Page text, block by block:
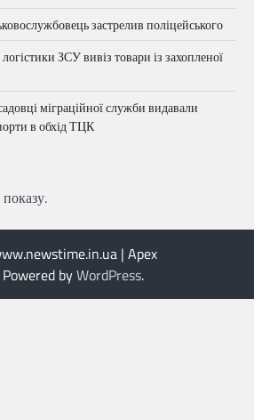
застрелив поліцейського
ЗСУ вивіз товари із захопленої
міграційної служби видавали
в обхід ТЦК
| Apex
byWordPress.